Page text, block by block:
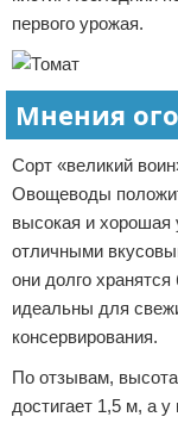
первого урожая.
Мнения
Сорт «великий
Овощеводы
высокая и хорошая
отличными
они долго
идеальны для
консервирования.
По отзывам,
достигает 1,5 м, а